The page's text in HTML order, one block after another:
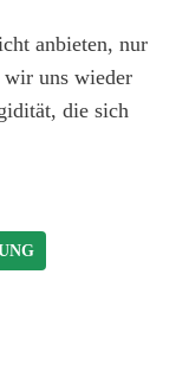
anbieten, nur
wir uns wieder
die sich